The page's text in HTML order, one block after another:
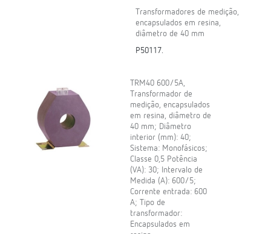
Transformadores de medição,
encapsulados em resina,
diâmetro de 40 mm
P50117.
TRM40 600/5A,
Transformador de
medição, encapsulados
em resina, diâmetro de
40 mm; Diâmetro
interior (mm): 40;
Sistema: Monofásicos;
Classe 0,5 Potência
(VA): 30; Intervalo de
Medida (A): 600/5;
Corrente entrada: 600
A; Tipo de
transformador:
Encapsulados em